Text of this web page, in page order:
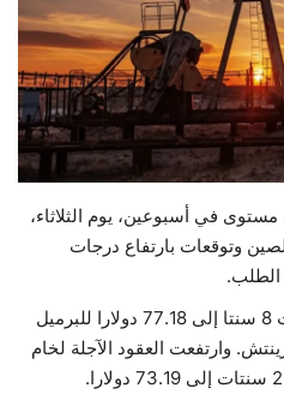
في أسبوعين، يوم الثلاثاء،
وتوقعات بارتفاع درجات
الطلب.
وارتفعت العقود الآجلة لخام برنت 8 سنتا إلى 77.18 دولارا للبرميل
بتوقيت جرينتش. وارتفعت العقود الآجلة لخام